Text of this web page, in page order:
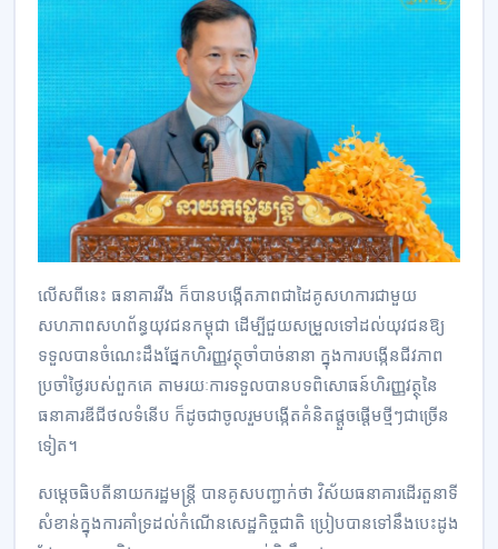
លើសពីនេះ ធនាគារវីង ក៏បានបង្កើតភាពជាដៃគូសហការជាមួយ
សហភាពសហព័ន្ធយុវជនកម្ពុជា ដើម្បីជួយសម្រួលទៅដល់យុវជនឱ្យ
ទទួលបានចំណេះដឹងផ្នែកហិរញ្ញវត្ថុចាំបាច់នានា ក្នុងការបង្កើនជីវភាព
ប្រចាំថ្ងៃរបស់ពួកគេ តាមរយៈការទទួលបានបទពិសោធន៍ហិរញ្ញវត្ថុនៃ
ធនាគារឌីជីថលទំនើប ក៏ដូចជាចូលរួមបង្កើតគំនិតផ្តួចផ្តើមថ្មីៗជាច្រើន
ទៀត។
សម្តេចធិបតីនាយករដ្ឋមន្ត្រី បានគូសបញ្ជាក់ថា វិស័យធនាគារដើរតួនាទី
សំខាន់ក្នុងការគាំទ្រដល់កំណើនសេដ្ឋកិច្ចជាតិ ប្រៀបបានទៅនឹងបេះដូង